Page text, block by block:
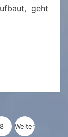
geht
8 Weiter